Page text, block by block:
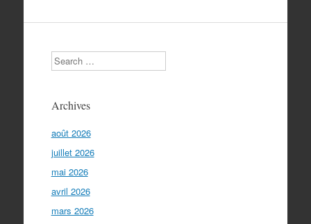
Search
Archives
août 2026
juillet 2026
mai 2026
avril 2026
mars 2026